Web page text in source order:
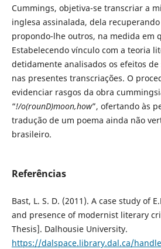
Cummings, objetiva-se transcriar a
inglesa assinalada, dela
propondo-lhe outros, na medida em
Estabelecendo vínculo com a teoria
detidamente analisados os efeitos
nas presentes transcriações. O
evidenciar rasgos da obra
“!/o(rounD)moon,how”, ofertando às
tradução de um poema ainda não
brasileiro.
Referências
Bast, L. S. D. (2011). A case study of
and presence of modernist literary
Thesis]. Dalhousie University.
https://dalspace.library.dal.ca/